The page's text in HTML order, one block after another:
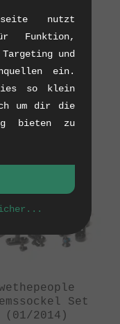
"EBS"
Set
Set
(01/2014)
nutzt
Funktion,
und
ein.
so klein
um dir die
bieten zu